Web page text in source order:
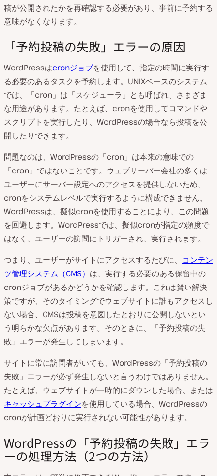
稿が公開されたかを再確認する必要があり、事前に予約する
意味がなくなります。
「予約投稿の失敗」エラーの原因
WordPressはcronジョブを使用して、指定の時間に実行す
る必要のあるタスクを予約します。UNIXベースのシステム
では、「cron」は「スケジューラ」とも呼ばれ、さまざま
な用途があります。たとえば、cronを使用してコマンドや
スクリプトを実行したり、WordPressの場合なら投稿を公
開したりできます。
問題なのは、WordPressの「cron」は本来の意味での
「cron」ではないことです。ウェブサーバー会社の多くは
ユーザーにサーバー設定へのアクセスを提供しないため、
cronをシステムレベルで実行するように構成できません。
WordPressは、擬似cronを使用することにより、この問題
を回避します。WordPressでは、擬似cronが指定の頻度で
はなく、ユーザーの訪問にトリガーされ、実行されます。
つまり、ユーザーがサイトにアクセスするたびに、 コンテン
ツ管理システム（CMS） は、実行する必要のある保留中の
cronジョブがあるかどうかを確認します。これは賢い解決
策ですが、そのタイミングでウェブサイトに誰もアクセスし
ない場合、CMSは投稿を意図したとおりに公開しないとい
う明らかな欠点があります。そのときに、「予約投稿の失
敗」エラーが発生してしまいます。
サイトに常に訪問者がいても、WordPressの「予約投稿の
失敗」エラーが必ず発生しないと言うわけではありません。
たとえば、ウェブサイトが一時的にダウンした場合、または
キャッシュプラグインを使用している場合、WordPressの
cronが計画どおりに実行されない可能性があります。
WordPressの「予約投稿の失敗」エラ
ーの処理方法（2つの方法）